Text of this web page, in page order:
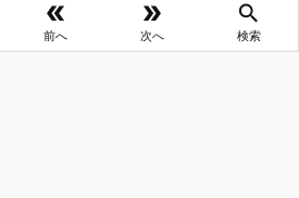

前へ

次へ

検索